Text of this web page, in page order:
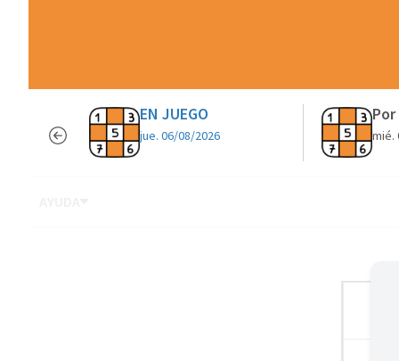
EN JUEGO
jue. 06/08/2026
Por
mié.